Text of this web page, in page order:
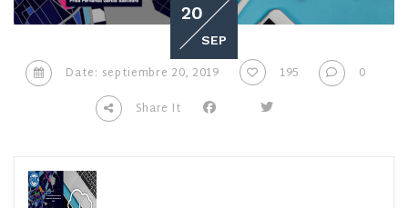
20
SEP
Date: septiembre 20, 2019 195
0
Share It